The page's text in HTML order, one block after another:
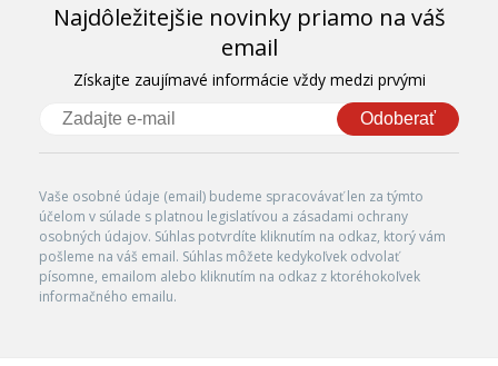
Najdôležitejšie novinky priamo na váš
email
Získajte zaujímavé informácie vždy medzi prvými
Odoberať
Vaše osobné údaje (email) budeme spracovávať len za týmto
účelom v súlade s platnou legislatívou a zásadami ochrany
osobných údajov. Súhlas potvrdíte kliknutím na odkaz, ktorý vám
pošleme na váš email. Súhlas môžete kedykoľvek odvolať
písomne, emailom alebo kliknutím na odkaz z ktoréhokoľvek
informačného emailu.